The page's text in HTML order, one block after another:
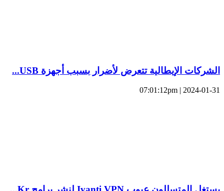
الشركات الإيطالية تتعرض لأضرار بسبب أجهزة USB...
2024-01-31 | 07:01:12pm